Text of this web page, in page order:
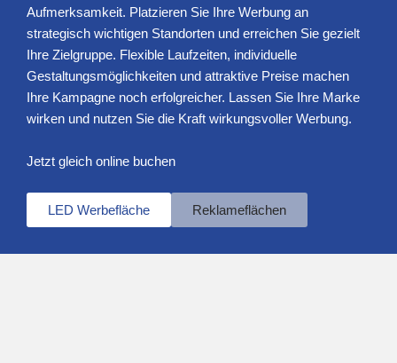
Aufmerksamkeit. Platzieren Sie Ihre Werbung an
strategisch wichtigen Standorten und erreichen Sie gezielt
Ihre Zielgruppe. Flexible Laufzeiten, individuelle
Gestaltungsmöglichkeiten und attraktive Preise machen
Ihre Kampagne noch erfolgreicher. Lassen Sie Ihre Marke
wirken und nutzen Sie die Kraft wirkungsvoller Werbung.
Jetzt gleich online buchen
LED Werbefläche Reklameflächen